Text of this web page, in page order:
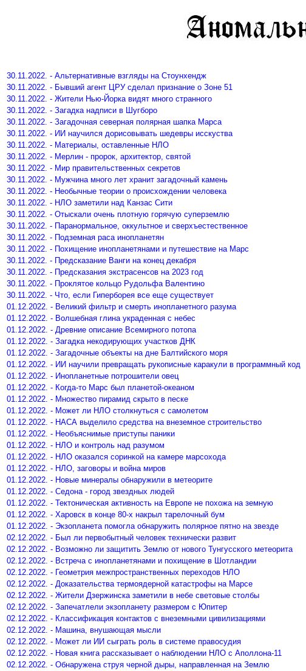
30.11.2022. - Альтернативные взгляды на Стоунхендж
30.11.2022. - Бывший агент ЦРУ сделал признание о Зоне 51
30.11.2022. - Жители Нью-Йорка видят много странного
30.11.2022. - Загадка надписи в Шугборо
30.11.2022. - Загадочная северная полярная шапка Марса
30.11.2022. - ИИ научился дорисовывать шедевры исскуства
30.11.2022. - Материалы, оставленные НЛО
30.11.2022. - Мерлин - пророк, архитектор, святой
30.11.2022. - Мир правительственных секретов
30.11.2022. - Мужчина много лет хранит загадочный камень
30.11.2022. - Необычные теории о происхождении человека
30.11.2022. - НЛО заметили над Канзас Сити
30.11.2022. - Отыскали очень плотную горячую суперземлю
30.11.2022. - Паранормальное, оккультное и сверхъестественное
30.11.2022. - Подземная раса инопланетян
30.11.2022. - Похищение инопланетянами и путешествие на Марс
30.11.2022. - Предсказание Ванги на конец декабря
30.11.2022. - Предсказания экстрасенсов на 2023 год
30.11.2022. - Проклятое кольцо Рудольфа Валентино
30.11.2022. - Что, если Гиперборея все еще существует
01.12.2022. - Великий фильтр и смерть инопланетного разума
01.12.2022. - Волшебная глина украденная с небес
01.12.2022. - Древние описание Всемирного потопа
01.12.2022. - Загадка некодирующих участков ДНК
01.12.2022. - Загадочные объекты на дне Балтийского моря
01.12.2022. - ИИ научили превращать рукописные каракули в программный код
01.12.2022. - Инопланетные потрошители овец
01.12.2022. - Когда-то Марс был планетой-океаном
01.12.2022. - Множество пирамид скрыто в песке
01.12.2022. - Может ли НЛО столкнуться с самолетом
01.12.2022. - НАСА выделило средства на внеземное строительство
01.12.2022. - Необъяснимые приступы паники
01.12.2022. - НЛО и контроль над разумом
01.12.2022. - НЛО оказался соринкой на камере марсохода
01.12.2022. - НЛО, заговоры и война миров
01.12.2022. - Новые минералы обнаружили в метеорите
01.12.2022. - Седона - город звездных людей
01.12.2022. - Тектоническая активность на Европе не похожа на земную
01.12.2022. - Харовск в конце 80-х накрыл тарелочный бум
01.12.2022. - Экзопланета помогла обнаружить полярное пятно на звезде
02.12.2022. - Был ли первобытный человек технически развит
02.12.2022. - Возможно ли защитить Землю от нового Тунгусского метеорита
02.12.2022. - Встреча с инопланетянами и похищение в Шотландии
02.12.2022. - Геометрия межпространственных переходов НЛО
02.12.2022. - Доказательства термоядерной катастрофы на Марсе
02.12.2022. - Жители Дзержинска заметили в небе световые столбы
02.12.2022. - Запечатлели экзопланету размером с Юпитер
02.12.2022. - Классификация контактов с внеземными цивилизациями
02.12.2022. - Машина, внушающая мысли
02.12.2022. - Может ли ИИ сыграть роль в системе правосудия
02.12.2022. - Новая книга рассказывает о наблюдении НЛО с Аполлона-11
02.12.2022. - Обнаружена струя черной дыры, направленная на Землю